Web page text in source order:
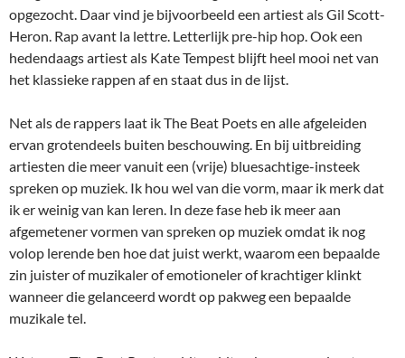
opgezocht. Daar vind je bijvoorbeeld een artiest als Gil Scott-
Heron. Rap avant la lettre. Letterlijk pre-hip hop. Ook een
hedendaags artiest als Kate Tempest blijft heel mooi net van
het klassieke rappen af en staat dus in de lijst.
Net als de rappers laat ik The Beat Poets en alle afgeleiden
ervan grotendeels buiten beschouwing. En bij uitbreiding
artiesten die meer vanuit een (vrije) bluesachtige-insteek
spreken op muziek. Ik hou wel van die vorm, maar ik merk dat
ik er weinig van kan leren. In deze fase heb ik meer aan
afgemetener vormen van spreken op muziek omdat ik nog
volop lerende ben hoe dat juist werkt, waarom een bepaalde
zin juister of muzikaler of emotioneler of krachtiger klinkt
wanneer die gelanceerd wordt op pakweg een bepaalde
muzikale tel.